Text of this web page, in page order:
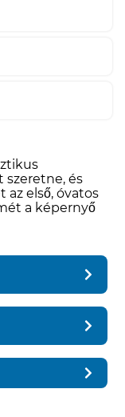
szeretne, és
az első, óvatos
a képernyő